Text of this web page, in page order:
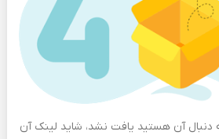
آن هستید یافت نشد، شاید لینک آن